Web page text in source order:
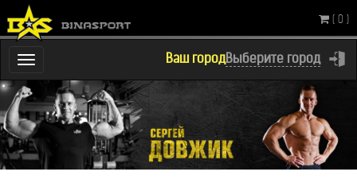
Ваш городВыберите город
( 0 )
Переключатель
навигации